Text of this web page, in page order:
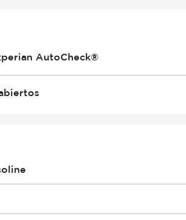
AutoCheck®